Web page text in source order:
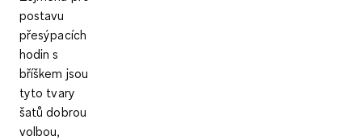
postavu
přesýpacích
hodin s
bříškem jsou
tyto tvary
šatů dobrou
volbou,